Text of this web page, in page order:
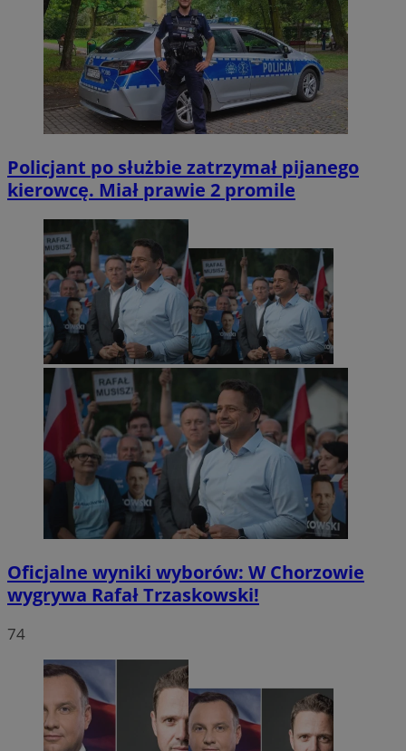
Policjant po służbie zatrzymał pijanego
kierowcę. Miał prawie 2 promile
Oficjalne wyniki wyborów: W Chorzowie
wygrywa Rafał Trzaskowski!
74